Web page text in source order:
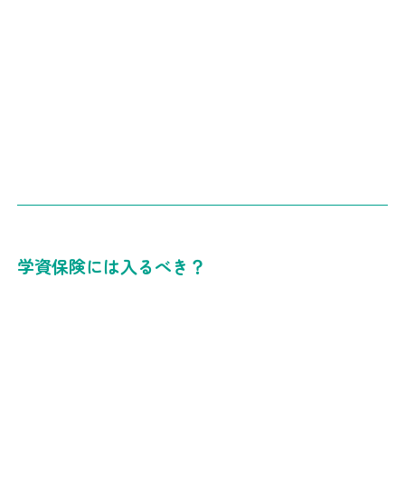
学資保険には入るべき？